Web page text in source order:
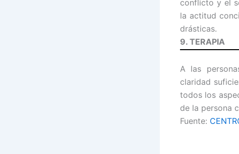
conflicto y el
la actitud
drásticas.
9. TERAPIA
A las
claridad
todos los
de la persona
Fuente: